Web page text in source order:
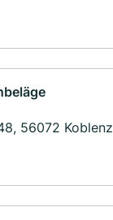
56072 Koblenz